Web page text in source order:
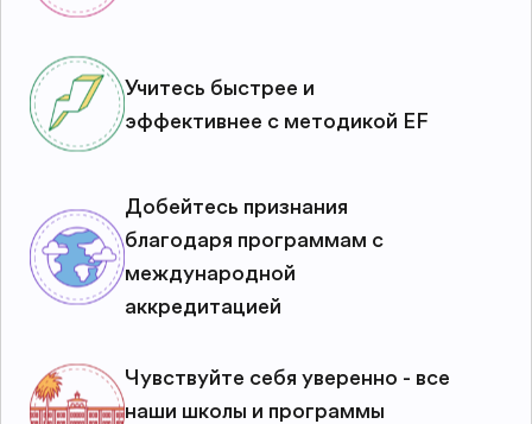
Учитесь быстрее и
эффективнее с методикой EF
Добейтесь признания
благодаря программам с
международной
аккредитацией
Чувствуйте себя уверенно - все
наши школы и программы